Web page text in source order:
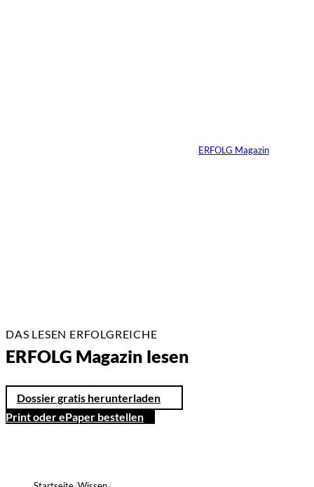
ERFOLG Magazin
DAS LESEN ERFOLGREICHE
ERFOLG Magazin lesen
Dossier gratis herunterladen
Print oder ePaper bestellen